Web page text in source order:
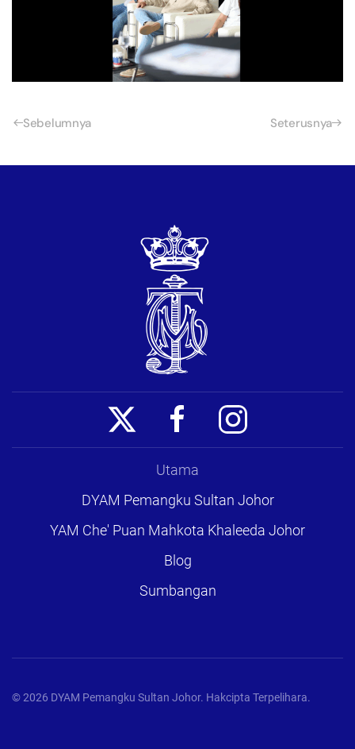
Sebelumnya Seterusnya
Utama
DYAM Pemangku Sultan Johor
YAM Che' Puan Mahkota Khaleeda Johor
Blog
Sumbangan
©2026 DYAM Pemangku Sultan Johor. Hakcipta Terpelihara.